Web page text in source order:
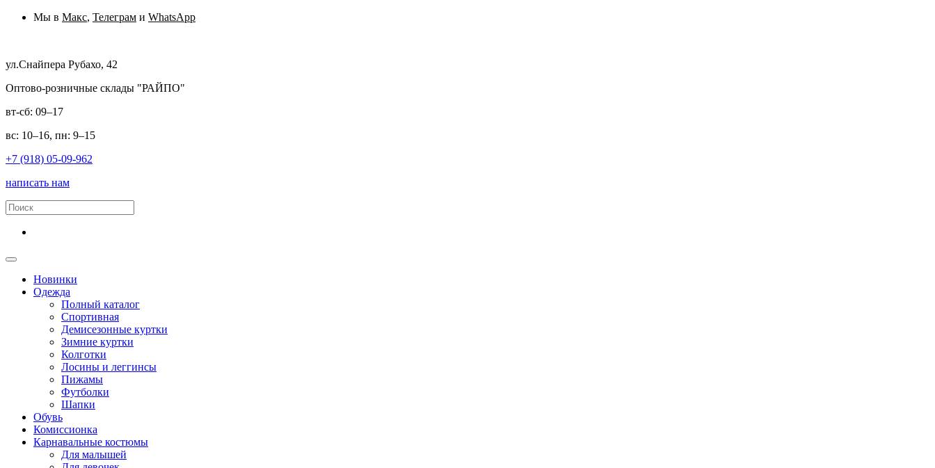
Мы в Макс, Телеграм и WhatsApp
ул.Снайпера Рубахо, 42
Оптово-розничные склады "РАЙПО"
вт-сб: 09–17
вс: 10–16, пн: 9–15
+7 (918) 05-09-962
написать нам
Новинки
Одежда
Полный каталог
Спортивная
Демисезонные куртки
Зимние куртки
Колготки
Лосины и леггинсы
Пижамы
Футболки
Шапки
Обувь
Комиссионка
Карнавальные костюмы
Для малышей